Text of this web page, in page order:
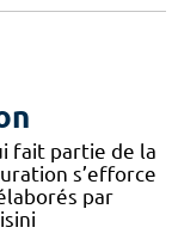
fait partie de la
s’efforce
par